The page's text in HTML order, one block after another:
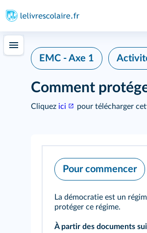
EMC - Axe 1
Comment
Cliquez ici pour télécharger
Pour commencer
La démocratie est un
protéger ce régime.
À partir des documents